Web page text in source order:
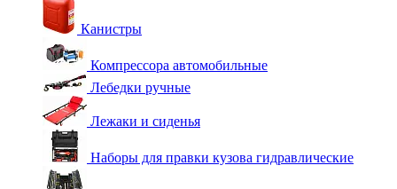
Канистры
Компрессора автомобильные
Лебедки ручные
Лежаки и сиденья
Наборы для правки кузова гидравлические